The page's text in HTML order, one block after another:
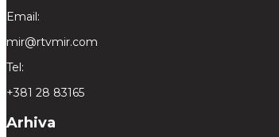
Email:
mir@rtvmir.com
Tel:
+381 28 83165
Arhiva